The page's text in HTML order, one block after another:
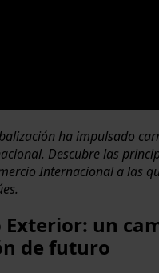
ha impulsado
Descubre las
Internacional a las
Exterior: un
de futuro